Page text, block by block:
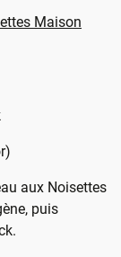
Maison
aux Noisettes
puis